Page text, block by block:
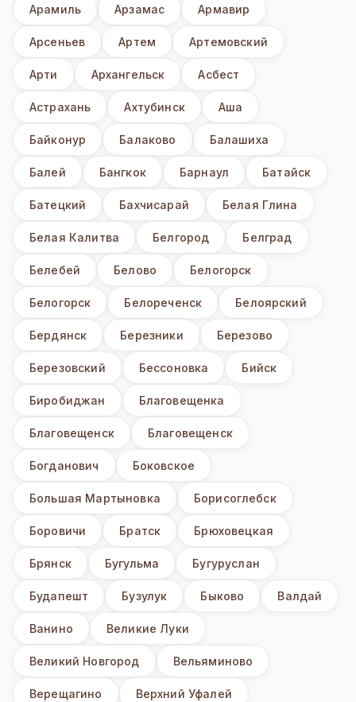
Арамиль Арзамас Армавир
Арсеньев Артем Артемовский
Арти Архангельск Асбест
Астрахань Ахтубинск Аша
Байконур Балаково Балашиха
Балей Бангкок Барнаул Батайск
Батецкий Бахчисарай Белая Глина
Белая Калитва Белгород Белград
Белебей Белово Белогорск
Белогорск Белореченск Белоярский
Бердянск Березники Березово
Березовский Бессоновка Бийск
Биробиджан Благовещенка
Благовещенск Благовещенск
Богданович Боковское
Большая Мартыновка Борисоглебск
Боровичи Братск Брюховецкая
Брянск Бугульма Бугуруслан
Будапешт Бузулук Быково Валдай
Ванино Великие Луки
Великий Новгород Вельяминово
Верещагино Верхний Уфалей